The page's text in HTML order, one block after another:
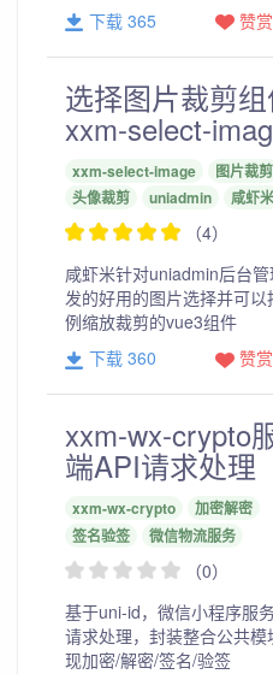
下载 365
赞
选择图片裁剪
xxm-select-
xxm-select-image
图片裁剪
头像裁剪
uniadmin 咸虾米
（4）
咸虾米针对uniadmin后台
发的好用的图片选择并可以
例缩放裁剪的vue3组件
下载 360
赞
xxm-wx-crypto
端API请求处理
xxm-wx-crypto
加密解密
签名验签
微信物流服务
（0）
基于uni-id，微信小程序服
请求处理，封装整合公共模
现加密/解密/签名/验签